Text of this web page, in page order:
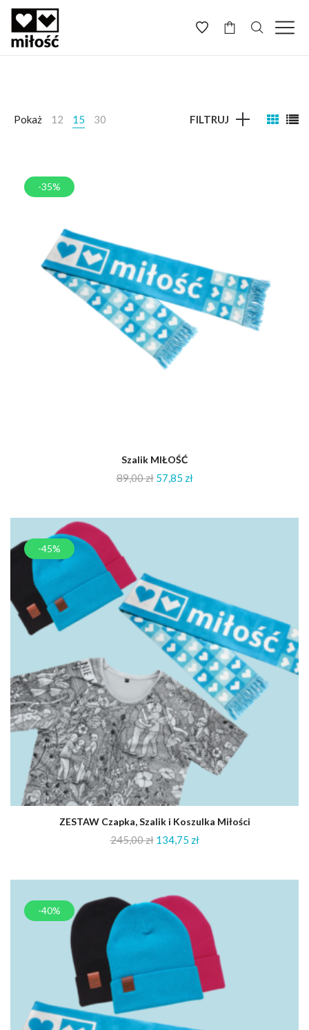
Pokaż 12 15 30 FILTRUJ
-35%
Szalik MIŁOŚĆ
89,00zł 57,85 zł
-45%
ZESTAW Czapka, Szalik i Koszulka Miłości
245,00zł 134,75 zł
-40%